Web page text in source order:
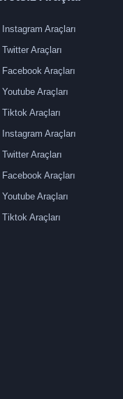
Instagram Araçları
Twitter Araçları
Facebook Araçları
Youtube Araçları
Tiktok Araçları
Instagram Araçları
Twitter Araçları
Facebook Araçları
Youtube Araçları
Tiktok Araçları